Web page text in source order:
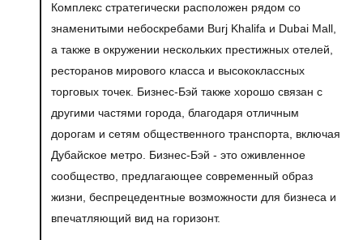
Комплекс стратегически расположен рядом со
знаменитыми небоскребами Burj Khalifa и Dubai Mall,
а также в окружении нескольких престижных отелей,
ресторанов мирового класса и высококлассных
торговых точек. Бизнес-Бэй также хорошо связан с
другими частями города, благодаря отличным
дорогам и сетям общественного транспорта, включая
Дубайское метро. Бизнес-Бэй - это оживленное
сообщество, предлагающее современный образ
жизни, беспрецедентные возможности для бизнеса и
впечатляющий вид на горизонт.